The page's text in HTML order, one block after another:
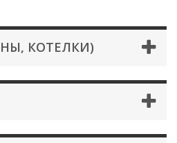
КОТЕЛКИ)